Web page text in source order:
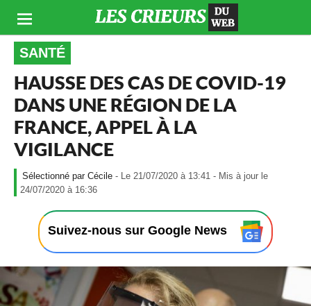
SANTÉ
HAUSSE DES CAS DE COVID-19
DANS UNE RÉGION DE LA
FRANCE, APPEL À LA
VIGILANCE
Cécile - Le 21/07/2020 à 13:41 - Mis à jour le
24/07/2020 à 16:36
2
/
0
Suivez-nous sur Google News